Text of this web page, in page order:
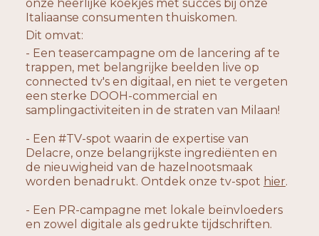
onze heerlijke koekjes met succes bij onze
Italiaanse consumenten thuiskomen.
Dit omvat:
- Een teasercampagne om de lancering af te
trappen, met belangrijke beelden live op
connected tv's en digitaal, en niet te vergeten
een sterke DOOH-commercial en
samplingactiviteiten in de straten van Milaan!
- Een #TV-spot waarin de expertise van
Delacre, onze belangrijkste ingrediënten en
de nieuwigheid van de hazelnootsmaak
worden benadrukt. Ontdek onze tv-spot hier.
- Een PR-campagne met lokale beïnvloeders
en zowel digitale als gedrukte tijdschriften.